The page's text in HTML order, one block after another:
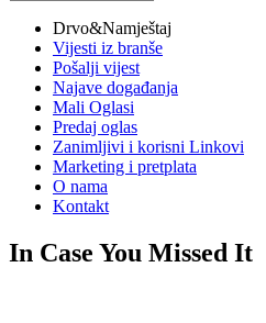
Drvo&Namještaj
Vijesti iz branše
Pošalji vijest
Najave događanja
Mali Oglasi
Predaj oglas
Zanimljivi i korisni Linkovi
Marketing i pretplata
O nama
Kontakt
In Case You Missed It